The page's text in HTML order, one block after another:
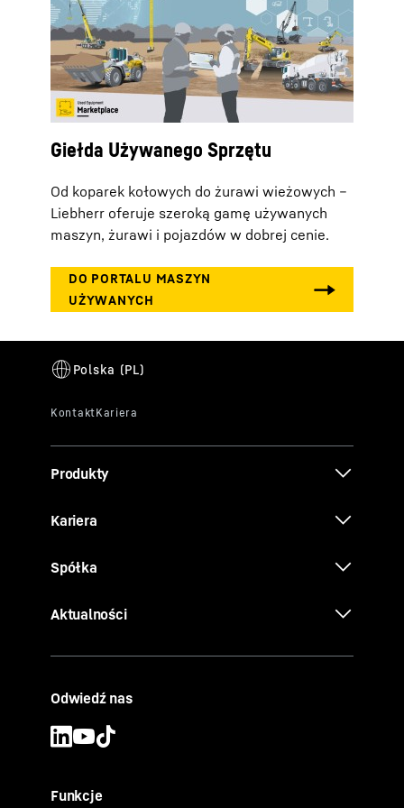
Giełda Używanego Sprzętu
Od koparek kołowych do żurawi wieżowych –
Liebherr oferuje szeroką gamę używanych
maszyn, żurawi i pojazdów w dobrej cenie.
Produkty
Kariera
Spółka
Aktualności
Odwiedź nas
Funkcje